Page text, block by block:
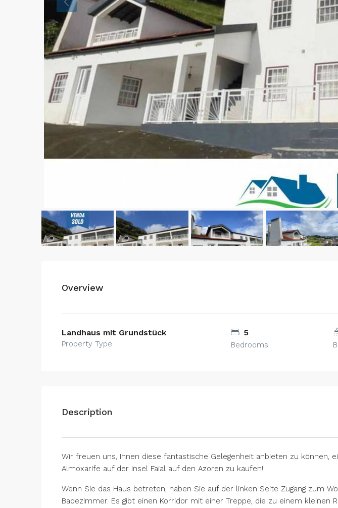
Overview
Landhaus mit Grundstück
Property Type
5
Bedrooms
Description
Wir freuen uns, Ihnen diese fantastische Gelegenheit anbieten zu können,
Almoxarife auf der Insel Faial auf den Azoren zu kaufen!
Wenn Sie das Haus betreten, haben Sie auf der linken Seite Zugang zum
Badezimmer. Es gibt einen Korridor mit einer Treppe, die zu einem